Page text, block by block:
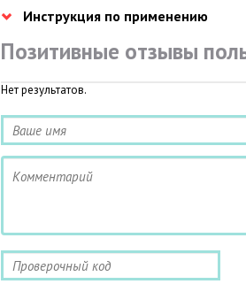
Инструкция по применению
Позитивные отзывы
Нет результатов.